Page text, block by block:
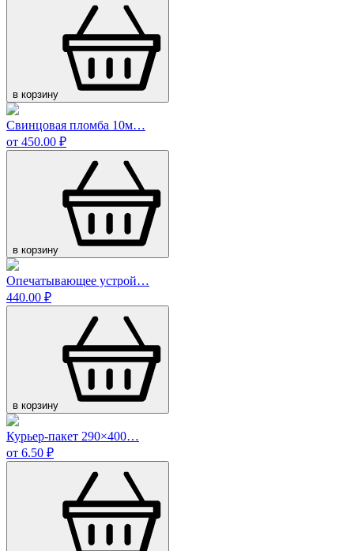
в корзину
Свинцовая пломба 10м…
от 450.00 ₽
в корзину
Опечатывающее устрой…
440.00 ₽
в корзину
Курьер-пакет 290×400…
от 6.50 ₽